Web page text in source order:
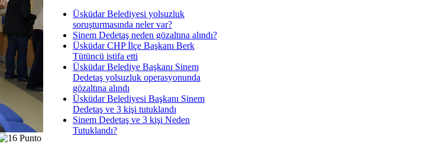
Üsküdar Belediyesi yolsuzluk
soruşturmasında neler var?
Sinem Dedetaş neden gözaltına alındı?
Üsküdar CHP İlçe Başkanı Berk
Tütüncü istifa etti
Üsküdar Belediye Başkanı Sinem
Dedetaş yolsuzluk operasyonunda
gözaltına alındı
Üsküdar Belediyesi Başkanı Sinem
Dedetaş ve 3 kişi tutuklandı
Sinem Dedetaş ve 3 kişi Neden
Tutuklandı?